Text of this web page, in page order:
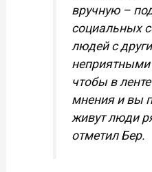
вручную –
социальных
людей с
чтобы в
мнения и вы
живут люди
отметил Бер.